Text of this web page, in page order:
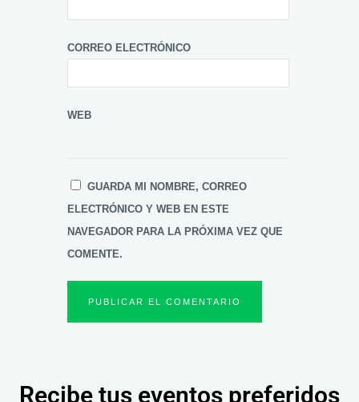
CORREO ELECTRÓNICO
WEB
GUARDA MI NOMBRE, CORREO
ELECTRÓNICO Y WEB EN ESTE
NAVEGADOR PARA LA PRÓXIMA VEZ QUE
COMENTE.
Recibe tus eventos preferidos